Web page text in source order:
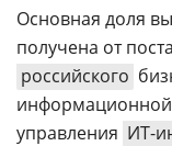
Контакты
Rutube
Основная доля
получена от
российского
информационной
управления ИТ-